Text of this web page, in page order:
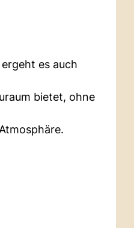
es auch
bietet, ohne